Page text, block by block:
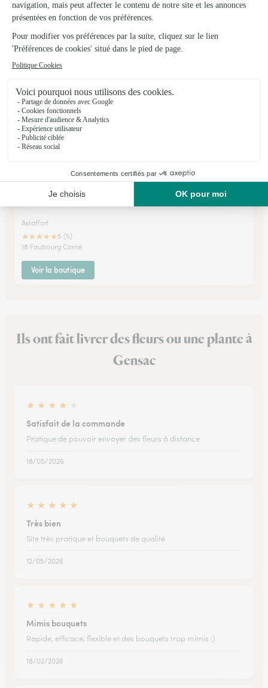
Fleurs Avenue Lectoure
Lectoure
Astaffort
★★★★★ 5 (5)
18 Faubourg Corné
Voir la boutique
Ils ont fait livrer des fleurs ou une plante à
Gensac
★ ★ ★ ★
Satisfait de la commande
Pratique de pouvoir envoyer des fleurs à distance
18/05/2026
★ ★ ★ ★ ★
Très bien
Site très pratique et bouquets de qualité
12/05/2026
★ ★ ★ ★ ★
Mimis bouquets
Rapide, efficace, flexible et des bouquets trop mimis :)
18/02/2026